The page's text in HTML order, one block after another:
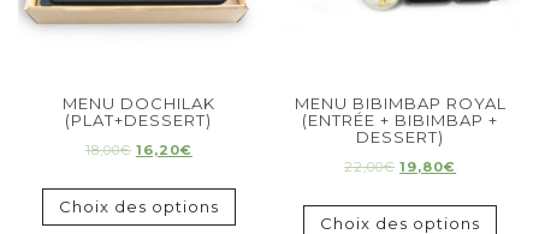
MENU DOCHILAK
(PLAT+DESSERT)
18,00€ 16,20€
Choix des options
MENU BIBIMBAP ROYAL
(ENTRÉE + BIBIMBAP +
DESSERT)
22,00€ 19,80€
Choix des options